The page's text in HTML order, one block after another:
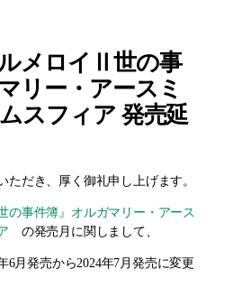
ルメロイⅡ世の事
リー・アースミ
スフィア 発売延
ただき、厚く御礼申し上げます。
の事件簿』オルガマリー・アース
の発売月に関しまして、
6月発売から2024年7月発売に変更